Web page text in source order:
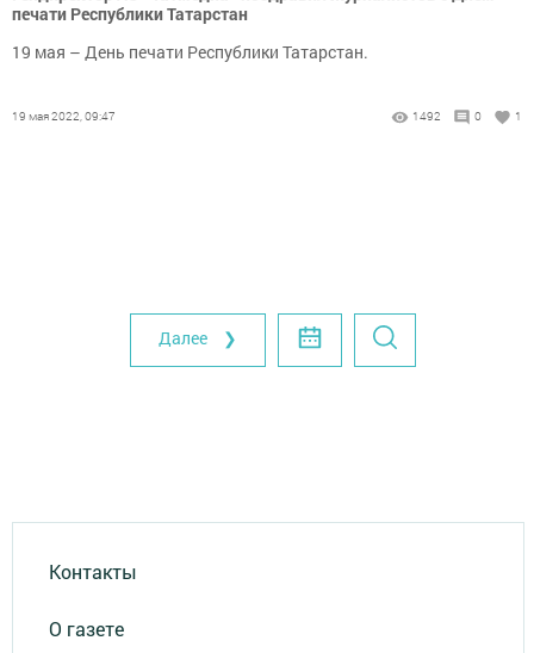
печати Республики Татарстан
19 мая – День печати Республики Татарстан.
19 мая 2022, 09:47 1492 0 1
Далее ❯
Контакты
О газете